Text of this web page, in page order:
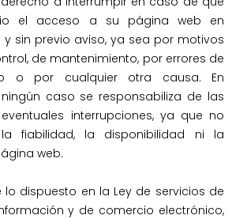
el acceso a su página web en
sin previo aviso, ya sea por motivos
de mantenimiento, por errores de
o por cualquier otra causa. En
ningún caso se responsabiliza de las
interrupciones, ya que no
fiabilidad, la disponibilidad ni la
web.
lo dispuesto en la Ley de servicios de
y de comercio electrónico,